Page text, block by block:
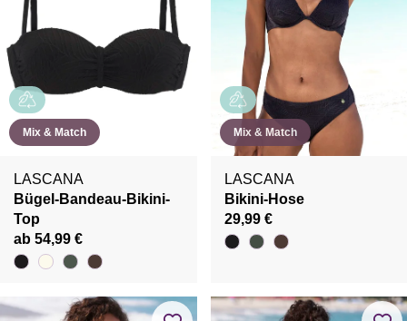
Mix & Match
LASCANA
Bügel-Bandeau-Bikini-
Top
ab 54,99 €
Mix & Match
LASCANA
Bikini-Hose
29,99 €